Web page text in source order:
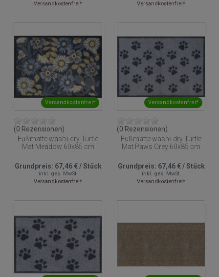
Versandkostenfrei*
Versandkostenfrei*
Versandkostenfrei*
(0 Rezensionen)
Fußmatte wash+dry Turtle
Mat Meadow 60x85 cm
Grundpreis: 67,46 €/Stück
inkl. ges. MwSt.
Versandkostenfrei*
Versandkostenfrei*
(0 Rezensionen)
Fußmatte wash+dry Turtle
Mat Paws Grey 60x85 cm
Grundpreis: 67,46 €/Stück
inkl. ges. MwSt.
Versandkostenfrei*